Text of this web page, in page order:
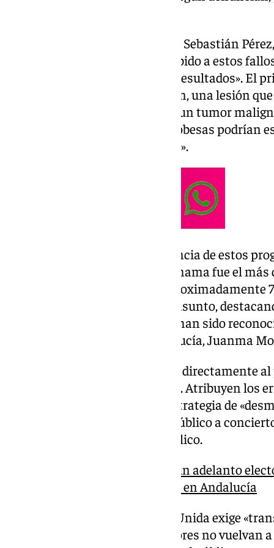
El coordinador provincial de IU, Sebastián
petición. Pérez lamentó que, debido a estos
tiempo a las mujeres sobre los resultados». El
cuando reciben la comunicación, una lesión
tiempo «ya se ha convertido en un tumor
no saber cuántas mujeres cordobesas podrían
situación de «evidente gravedad».
Para contextualizar la importancia de estos
Pérez recordó que el cáncer de mama fue el
de la provincia en 2024, con aproximadamente
IU se insiste en la seriedad del asunto,
comunicación de los cribados» han sido
presidente de la Junta de Andalucía, Juanma
La organización política señala directamente
«responsable de esta situación». Atribuyen los
gobierno ha impuesto, a una estrategia de
la decisión de destinar dinero público a
lugar de reforzar el sistema público.
Juanma Moreno descarta un adelanto
cribado de cáncer de mama en Andalucía
Ante este escenario, Izquierda Unida exige
inmediatas» para que estos errores no vuelvan